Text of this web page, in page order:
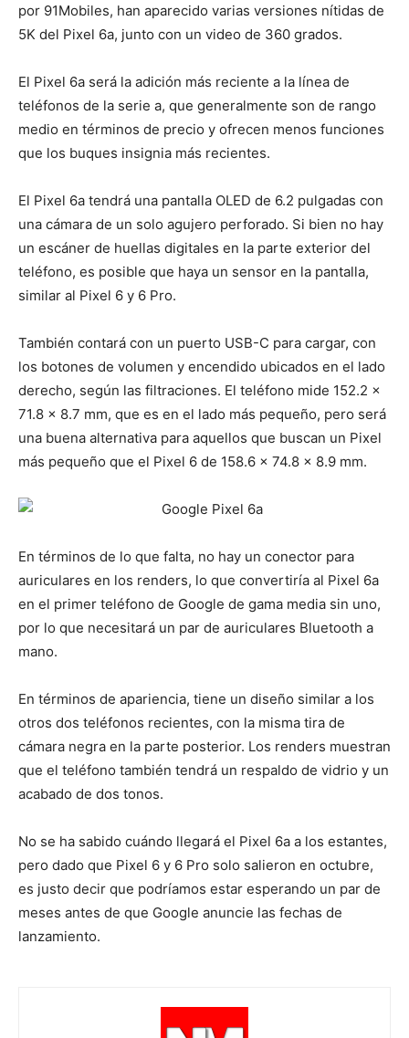
por 91Mobiles, han aparecido varias versiones nítidas de
5K del Pixel 6a, junto con un video de 360 ​​grados.
El Pixel 6a será la adición más reciente a la línea de
teléfonos de la serie a, que generalmente son de rango
medio en términos de precio y ofrecen menos funciones
que los buques insignia más recientes.
El Pixel 6a tendrá una pantalla OLED de 6.2 pulgadas con
una cámara de un solo agujero perforado. Si bien no hay
un escáner de huellas digitales en la parte exterior del
teléfono, es posible que haya un sensor en la pantalla,
similar al Pixel 6 y 6 Pro.
También contará con un puerto USB-C para cargar, con
los botones de volumen y encendido ubicados en el lado
derecho, según las filtraciones. El teléfono mide 152.2 x
71.8 x 8.7 mm, que es en el lado más pequeño, pero será
una buena alternativa para aquellos que buscan un Pixel
más pequeño que el Pixel 6 de 158.6 x 74.8 x 8.9 mm.
En términos de lo que falta, no hay un conector para
auriculares en los renders, lo que convertiría al Pixel 6a
en el primer teléfono de Google de gama media sin uno,
por lo que necesitará un par de auriculares Bluetooth a
mano.
En términos de apariencia, tiene un diseño similar a los
otros dos teléfonos recientes, con la misma tira de
cámara negra en la parte posterior. Los renders muestran
que el teléfono también tendrá un respaldo de vidrio y un
acabado de dos tonos.
No se ha sabido cuándo llegará el Pixel 6a a los estantes,
pero dado que Pixel 6 y 6 Pro solo salieron en octubre,
es justo decir que podríamos estar esperando un par de
meses antes de que Google anuncie las fechas de
lanzamiento.